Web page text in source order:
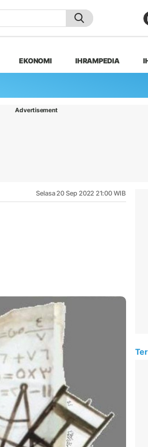
EKONOMI IHRAMPEDIA
Advertisement
Selasa 20 Sep 2022 21:00 WIB